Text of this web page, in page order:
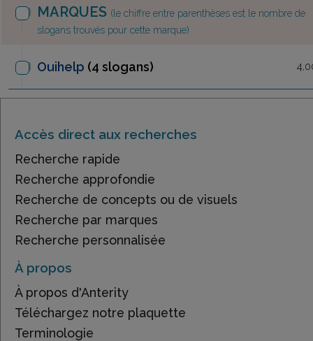
MARQUES (le chiffre entre parenthèses est le nombre de
slogans trouvés pour cette marque)
Ouihelp (4 slogans)
Accès direct aux recherches
Recherche rapide
Recherche approfondie
Recherche de concepts ou de visuels
Recherche par marques
Recherche personnalisée
À propos
À propos d'Anterity
Téléchargez notre plaquette
Terminologie